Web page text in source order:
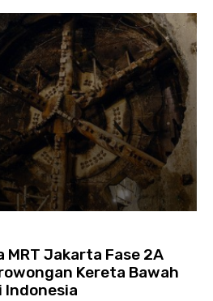
Jakarta Fase 2A
Kereta Bawah
Indonesia